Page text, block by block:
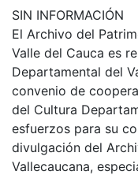
SIN INFORMACIÓN
El Archivo del
Valle del Cauca es
Departamental del
convenio de
del Cultura
esfuerzos para su
divulgación del
Vallecaucana,